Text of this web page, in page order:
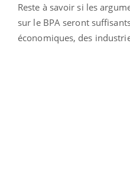
Reste à savoir si les
sur le BPA seront
économiques, des